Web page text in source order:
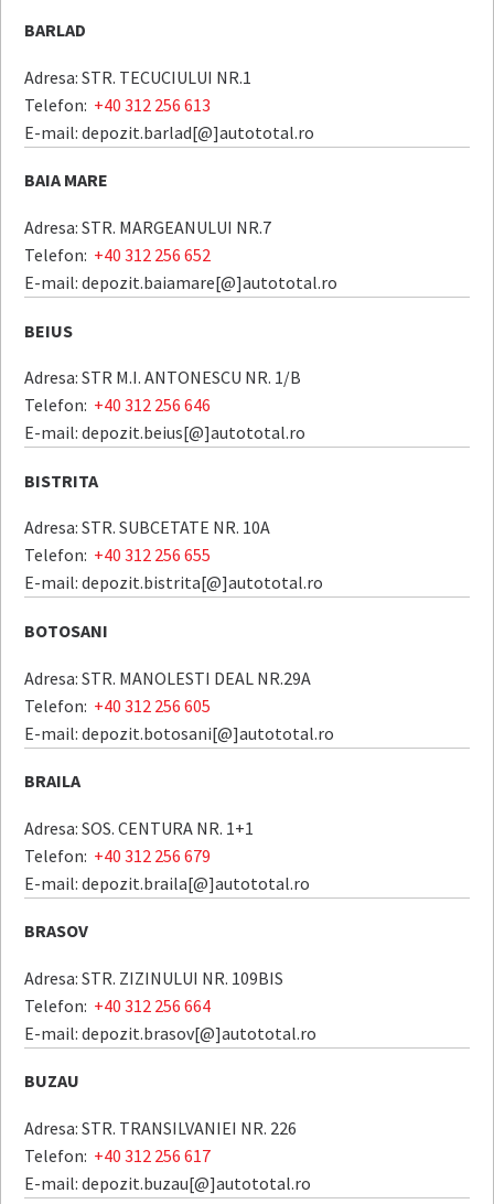
BARLAD
Adresa: STR. TECUCIULUI NR.1
Telefon: +40 312 256 613
E-mail: depozit.barlad[@]autototal.ro
BAIA MARE
Adresa: STR. MARGEANULUI NR.7
Telefon: +40 312 256 652
E-mail: depozit.baiamare[@]autototal.ro
BEIUS
Adresa: STR M.I. ANTONESCU NR. 1/B
Telefon: +40 312 256 646
E-mail: depozit.beius[@]autototal.ro
BISTRITA
Adresa: STR. SUBCETATE NR. 10A
Telefon: +40 312 256 655
E-mail: depozit.bistrita[@]autototal.ro
BOTOSANI
Adresa: STR. MANOLESTI DEAL NR.29A
Telefon: +40 312 256 605
E-mail: depozit.botosani[@]autototal.ro
BRAILA
Adresa: SOS. CENTURA NR. 1+1
Telefon: +40 312 256 679
E-mail: depozit.braila[@]autototal.ro
BRASOV
Adresa: STR. ZIZINULUI NR. 109BIS
Telefon: +40 312 256 664
E-mail: depozit.brasov[@]autototal.ro
BUZAU
Adresa: STR. TRANSILVANIEI NR. 226
Telefon: +40 312 256 617
E-mail: depozit.buzau[@]autototal.ro